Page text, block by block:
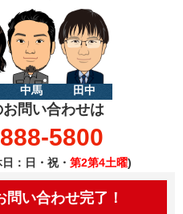
中馬 田中
問い合わせは
5800
：日・祝・ 第2第4土曜)
い合わせ完了！